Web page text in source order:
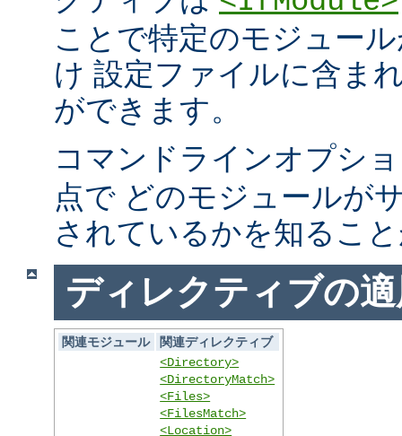
ことで特定のモジュー
け 設定ファイルに含ま
ができます。
コマンドラインオプシ
点で どのモジュールが
されているかを知るこ
ディレクティブの
関連モジュール
関連ディレクティブ
<Directory>
<DirectoryMatch>
<Files>
<FilesMatch>
<Location>